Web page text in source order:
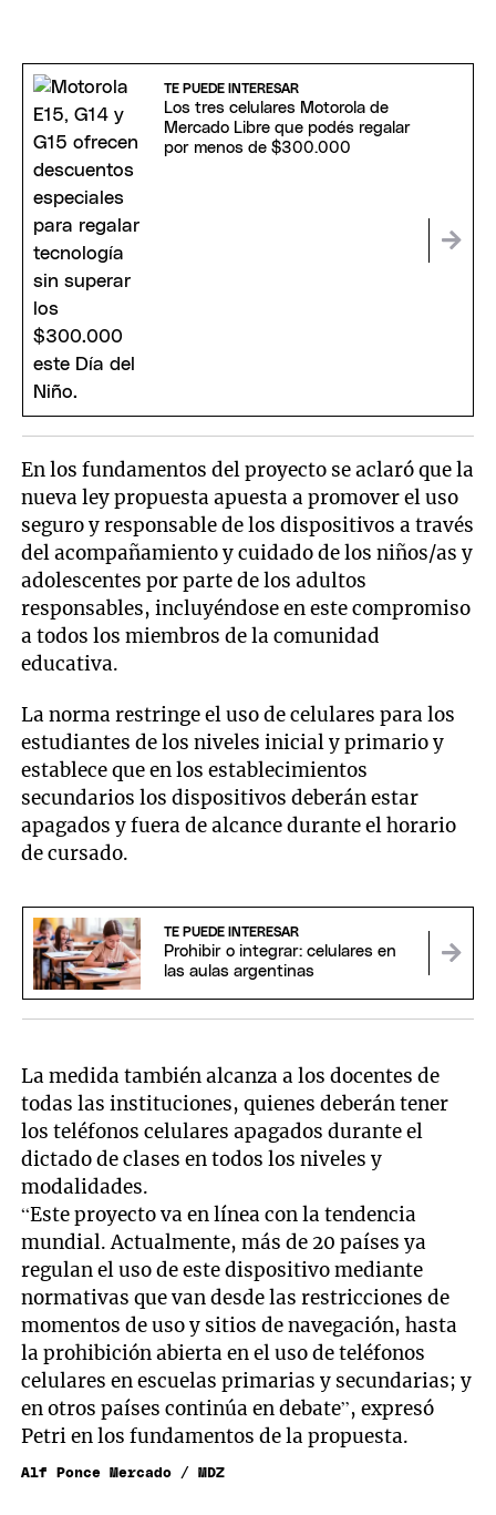
TE PUEDE INTERESAR
Los tres celulares Motorola de
Mercado Libre que podés regalar
por menos de $300.000
En los fundamentos del proyecto se aclaró que la
nueva ley propuesta apuesta a promover el uso
seguro y responsable de los dispositivos a través
del acompañamiento y cuidado de los niños/as y
adolescentes por parte de los adultos
responsables, incluyéndose en este compromiso
a todos los miembros de la comunidad
educativa.
La norma restringe el uso de celulares para los
estudiantes de los niveles inicial y primario y
establece que en los establecimientos
secundarios los dispositivos deberán estar
apagados y fuera de alcance durante el horario
de cursado.
TE PUEDE INTERESAR
Prohibir o integrar: celulares en
las aulas argentinas
La medida también alcanza a los docentes de
todas las instituciones, quienes deberán tener
los teléfonos celulares apagados durante el
dictado de clases en todos los niveles y
modalidades.
“Este proyecto va en línea con la tendencia
mundial. Actualmente, más de 20 países ya
regulan el uso de este dispositivo mediante
normativas que van desde las restricciones de
momentos de uso y sitios de navegación, hasta
la prohibición abierta en el uso de teléfonos
celulares en escuelas primarias y secundarias; y
en otros países continúa en debate”, expresó
Petri en los fundamentos de la propuesta.
Alf Ponce Mercado / MDZ